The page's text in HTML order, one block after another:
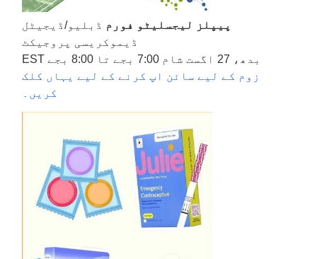
پیپلز لیجسلیٹو فورم ڈبلیو/ڈیجیٹل
ڈیموکریسی پروجیکٹ
بدھ، 27 اگست شام 7:00 بجے تا 8:00 بجے EST
زوم کے لیے سائن اپ کرنے کے لیے یہاں کلک
کریں۔